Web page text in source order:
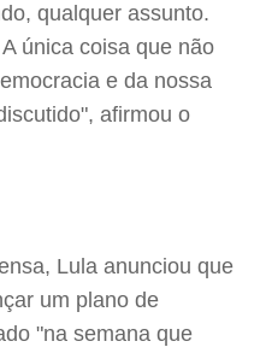
qualquer assunto.
única coisa que não
e da nossa
afirmou o
Lula anunciou que
um plano de
"na semana que